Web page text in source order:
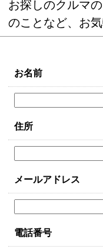
お探しのクルマ
のことなど、お
お名前
住所
メールアドレス
電話番号